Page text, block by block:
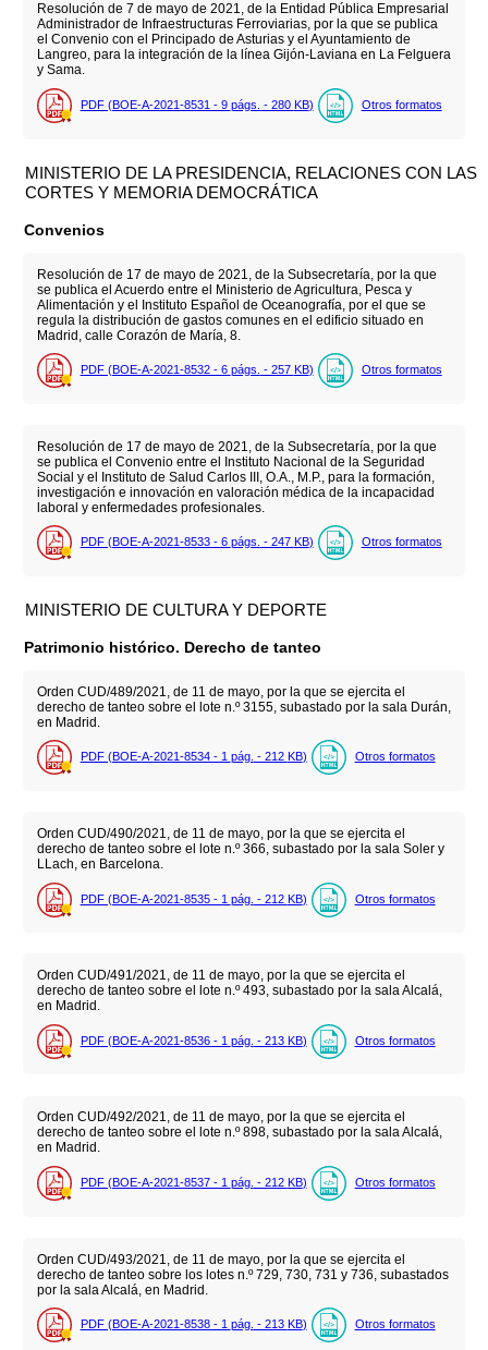
Resolución de 7 de mayo de 2021, de la Entidad Pública Empresarial
Administrador de Infraestructuras Ferroviarias, por la que se publica
el Convenio con el Principado de Asturias y el Ayuntamiento de
Langreo, para la integración de la línea Gijón-Laviana en La Felguera
y Sama.
PDF (BOE-A-2021-8531 - 9 págs. - 280 KB) Otros formatos
MINISTERIO DE LA PRESIDENCIA, RELACIONES CON LAS
CORTES Y MEMORIA DEMOCRÁTICA
Convenios
Resolución de 17 de mayo de 2021, de la Subsecretaría, por la que
se publica el Acuerdo entre el Ministerio de Agricultura, Pesca y
Alimentación y el Instituto Español de Oceanografía, por el que se
regula la distribución de gastos comunes en el edificio situado en
Madrid, calle Corazón de María, 8.
PDF (BOE-A-2021-8532 - 6 págs. - 257 KB) Otros formatos
Resolución de 17 de mayo de 2021, de la Subsecretaría, por la que
se publica el Convenio entre el Instituto Nacional de la Seguridad
Social y el Instituto de Salud Carlos III, O.A., M.P., para la formación,
investigación e innovación en valoración médica de la incapacidad
laboral y enfermedades profesionales.
PDF (BOE-A-2021-8533 - 6 págs. - 247 KB) Otros formatos
MINISTERIO DE CULTURA Y DEPORTE
Patrimonio histórico. Derecho de tanteo
Orden CUD/489/2021, de 11 de mayo, por la que se ejercita el
derecho de tanteo sobre el lote n.º 3155, subastado por la sala Durán,
en Madrid.
PDF (BOE-A-2021-8534 - 1 pág. - 212 KB) Otros formatos
Orden CUD/490/2021, de 11 de mayo, por la que se ejercita el
derecho de tanteo sobre el lote n.º 366, subastado por la sala Soler y
LLach, en Barcelona.
PDF (BOE-A-2021-8535 - 1 pág. - 212 KB) Otros formatos
Orden CUD/491/2021, de 11 de mayo, por la que se ejercita el
derecho de tanteo sobre el lote n.º 493, subastado por la sala Alcalá,
en Madrid.
PDF (BOE-A-2021-8536 - 1 pág. - 213 KB) Otros formatos
Orden CUD/492/2021, de 11 de mayo, por la que se ejercita el
derecho de tanteo sobre el lote n.º 898, subastado por la sala Alcalá,
en Madrid.
PDF (BOE-A-2021-8537 - 1 pág. - 212 KB) Otros formatos
Orden CUD/493/2021, de 11 de mayo, por la que se ejercita el
derecho de tanteo sobre los lotes n.º 729, 730, 731 y 736, subastados
por la sala Alcalá, en Madrid.
PDF (BOE-A-2021-8538 - 1 pág. - 213 KB) Otros formatos